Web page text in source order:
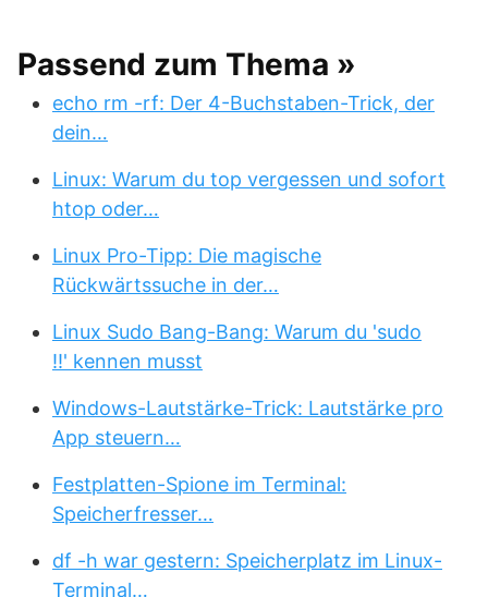
Passend zum Thema »
echo rm -rf: Der 4-Buchstaben-Trick, der
dein…
Linux: Warum du top vergessen und sofort
htop oder…
Linux Pro-Tipp: Die magische
Rückwärtssuche in der…
Linux Sudo Bang-Bang: Warum du 'sudo
!!' kennen musst
Windows-Lautstärke-Trick: Lautstärke pro
App steuern…
Festplatten-Spione im Terminal:
Speicherfresser…
df -h war gestern: Speicherplatz im Linux-
Terminal…